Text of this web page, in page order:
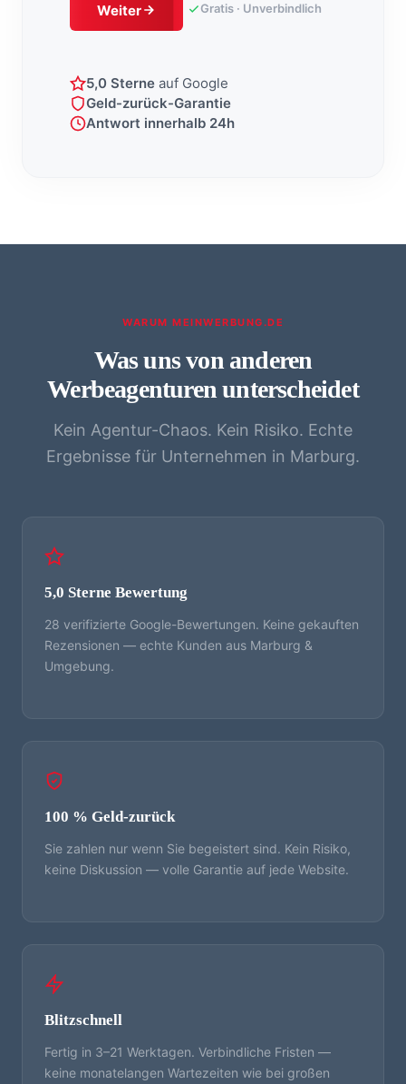
Weiter Gratis · Unverbindlich
5,0 Sterne auf Google
Geld-zurück-Garantie
Antwort innerhalb 24h
WARUM MEINWERBUNG.DE
Was uns von anderen
Werbeagenturen unterscheidet
Kein Agentur-Chaos. Kein Risiko. Echte
Ergebnisse für Unternehmen in Marburg.
5,0 Sterne Bewertung
28 verifizierte Google-Bewertungen. Keine gekauften
Rezensionen — echte Kunden aus Marburg &
Umgebung.
100 % Geld-zurück
Sie zahlen nur wenn Sie begeistert sind. Kein Risiko,
keine Diskussion — volle Garantie auf jede Website.
Blitzschnell
Fertig in 3–21 Werktagen. Verbindliche Fristen —
keine monatelangen Wartezeiten wie bei großen